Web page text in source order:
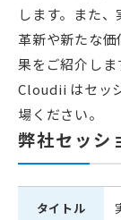
します。また
革新や新たな
果をご紹介しま
Cloudii はセッ
場ください。
弊社セッシ
タイトル